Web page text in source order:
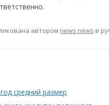
автором news news в
по записям
средний размер